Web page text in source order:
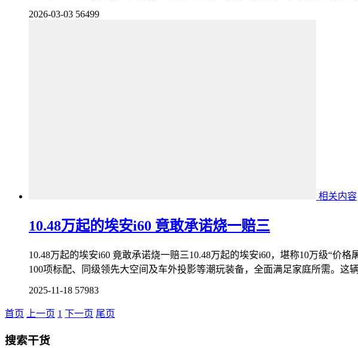
2026-03-03 56499
相关内容
10.48万起的埃安i60 竟敢承诺烧一赔三
10.48万起的埃安i60 竟敢承诺烧一赔三10.48万起的埃安i60，堪称10万级“价
100项标配、同级领先大空间及车外投影等潮玩装备，全面满足家庭所需。这辆
2025-11-18 57983
首页 上一页 1 下一页 尾页
搜索干货